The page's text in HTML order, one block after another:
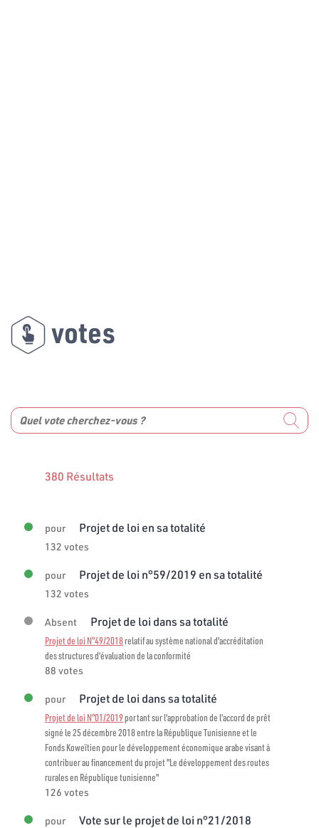
votes
380 Résultats
pour Projet de loi en sa totalité
132 votes
pour Projet de loi n°59/2019 en sa totalité
132 votes
Absent Projet de loi dans sa totalité
Projet de loi N°49/2018relatif au système national d'accréditation
des structures d'évaluation de la conformité
88 votes
pour Projet de loi dans sa totalité
Projet de loi N°01/2019portant sur l'approbation de l'accord de prêt
signé le 25 décembre 2018 entre la République Tunisienne et le
Fonds Koweïtien pour le développement économique arabe visant à
contribuer au financement du projet "Le développement des routes
rurales en République tunisienne"
126 votes
pour
Vote sur le projet de loi n°21/2018